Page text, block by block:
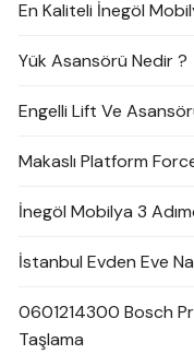
En Kaliteli İnegöl
Yük Asansörü Nedir ?
Engelli Lift Ve
Makaslı Platform
İnegöl Mobilya 3
İstanbul Evden Eve
0601214300 Bosch
Taşlama